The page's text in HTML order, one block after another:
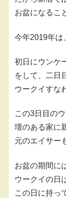
お盆になるこ
今年2019年は
初日にウンケ
をして、二日
ウークイすな
この3日目の
壇のある家に
元のエイサー
お盆の期間に
ウークイの日
この日に持っ